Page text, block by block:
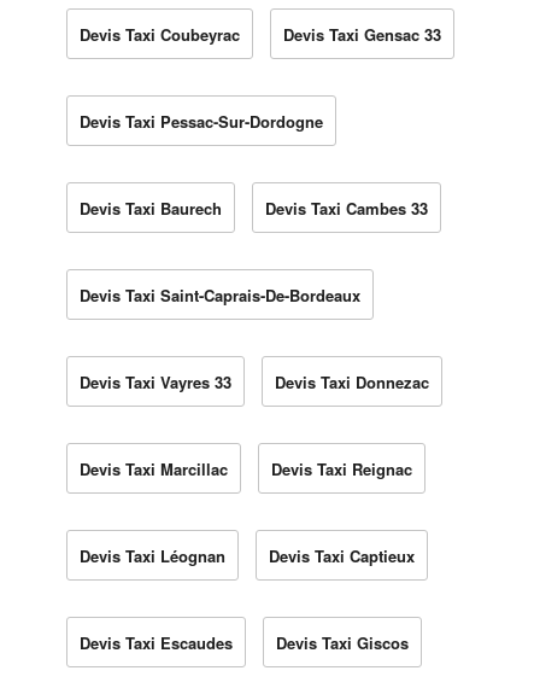
Devis Taxi Coubeyrac Devis Taxi Gensac 33
Devis Taxi Pessac-Sur-Dordogne
Devis Taxi Baurech Devis Taxi Cambes 33
Devis Taxi Saint-Caprais-De-Bordeaux
Devis Taxi Vayres 33 Devis Taxi Donnezac
Devis Taxi Marcillac Devis Taxi Reignac
Devis Taxi Léognan Devis Taxi Captieux
Devis Taxi Escaudes Devis Taxi Giscos